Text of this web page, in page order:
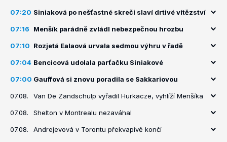
07:20 Siniaková po nešťastné skreči slaví drtivé vítězství
07:16 Menšík parádně zvládl nebezpečnou hrozbu
07:10 Rozjetá Ealaová urvala sedmou výhru v řadě
07:04 Bencicová udolala parťačku Siniakové
07:00 Gauffová si znovu poradila se Sakkariovou
07.08. Van De Zandschulp vyřadil Hurkacze, vyhlíží Menšíka
07.08. Shelton v Montrealu nezaváhal
07.08. Andrejevová v Torontu překvapivě končí